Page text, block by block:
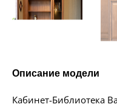
Описание модели
Кабинет-Библиотека